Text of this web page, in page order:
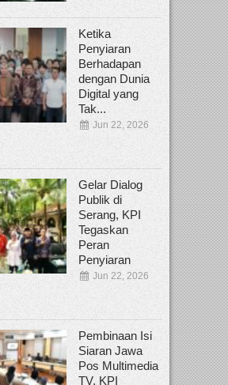
Ketika
Penyiaran
Berhadapan
dengan Dunia
Digital yang
Tak...
Jun 22, 2026
Gelar Dialog
Publik di
Serang, KPI
Tegaskan
Peran
Penyiaran
Jun 22, 2026
Pembinaan Isi
Siaran Jawa
Pos Multimedia
TV, KPI